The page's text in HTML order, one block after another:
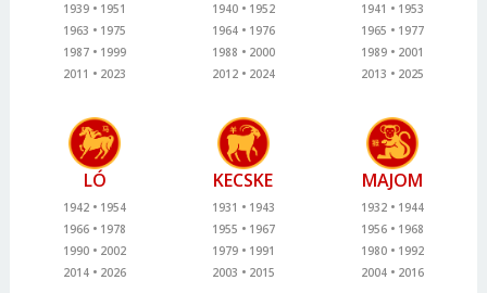
1939
1951
1963
1975
1987
1999
2011
2023
1940
1952
1964
1976
1988
2000
2012
2024
1941
1953
1965
1977
1989
2001
2013
2025
LÓ
1942
1954
1966
1978
1990
2002
2014
2026
KECSKE
1931
1943
1955
1967
1979
1991
2003
2015
MAJOM
1932
1944
1956
1968
1980
1992
2004
2016